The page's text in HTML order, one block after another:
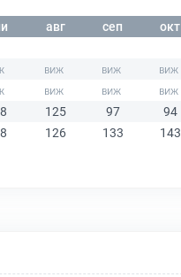
авг сеп окт
125 97 94
126 133 143